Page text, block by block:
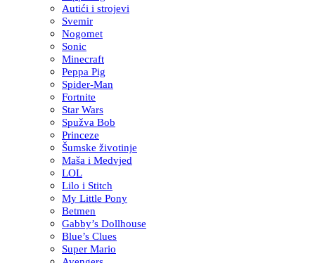
Autići i strojevi
Svemir
Nogomet
Sonic
Minecraft
Peppa Pig
Spider-Man
Fortnite
Star Wars
Spužva Bob
Princeze
Šumske životinje
Maša i Medvjed
LOL
Lilo i Stitch
My Little Pony
Betmen
Gabby’s Dollhouse
Blue’s Clues
Super Mario